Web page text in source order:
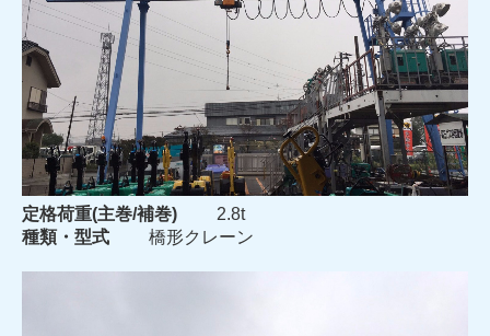
定格荷重(主巻/補巻)
2.8t
種類・型式 橋形クレーン